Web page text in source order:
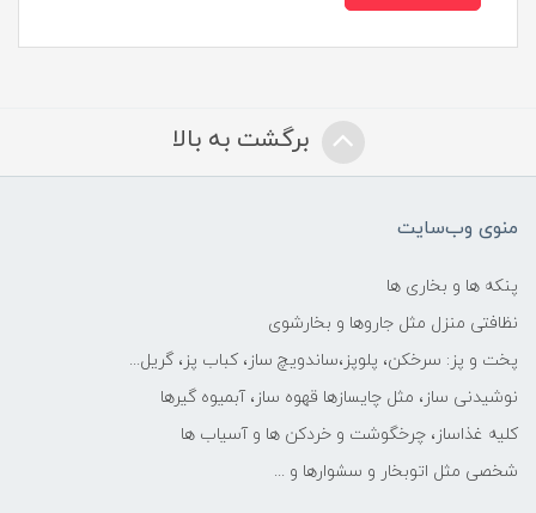
برگشت به بالا
منوی وب‌سایت
پنکه ها و بخاری ها
نظافتی منزل مثل جاروها و بخارشوی
پخت و پز: سرخکن، پلوپز،ساندویچ ساز، کباب پز، گریل...
نوشیدنی ساز، مثل چایسازها قهوه ساز، آبمیوه گیرها
کلیه غذاساز، چرخگوشت و خردکن ها و آسیاب ها
شخصی مثل اتوبخار و سشوارها و ...